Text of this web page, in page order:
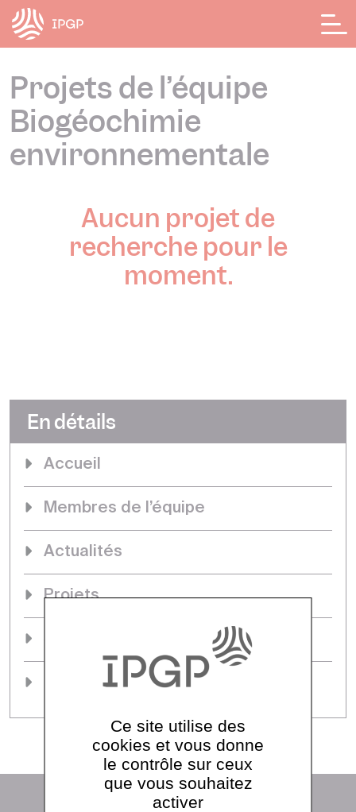
Projets de l’équipe
Biogéochimie
environnementale
Aucun projet de
recherche pour le
moment.
En détails
Accueil
Membres de l’équipe
Actualités
Projets
Séminaire & évènements
Panneau de gestion des cookies
Ce site utilise des
cookies et vous donne
le contrôle sur ceux
que vous souhaitez
activer